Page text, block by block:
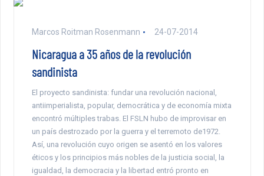
Marcos Roitman Rosenmann 24-07-2014
Nicaragua a 35 años de la revolución
sandinista
El proyecto sandinista: fundar una revolución nacional,
antiimperialista, popular, democrática y de economía mixta
encontró múltiples trabas. El FSLN hubo de improvisar en
un país destrozado por la guerra y el terremoto de1972.
Así, una revolución cuyo origen se asentó en los valores
éticos y los principios más nobles de la justicia social, la
igualdad, la democracia y la libertad entró pronto en